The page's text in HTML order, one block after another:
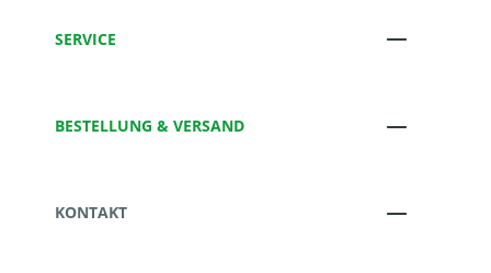
SERVICE
BESTELLUNG & VERSAND
KONTAKT